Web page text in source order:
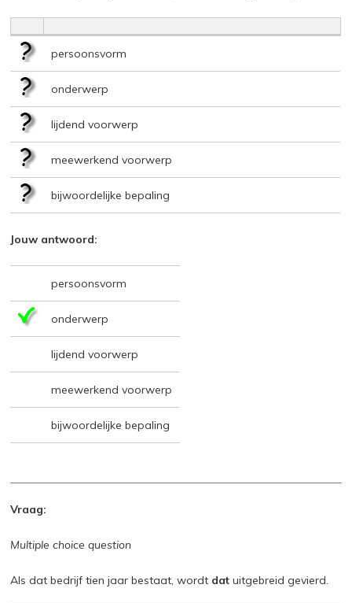
persoonsvorm
onderwerp
lijdend voorwerp
meewerkend voorwerp
bijwoordelijke bepaling
Jouw antwoord:
persoonsvorm
onderwerp
lijdend voorwerp
meewerkend voorwerp
bijwoordelijke bepaling
Vraag:
Multiple choice question
Als dat bedrijf tien jaar bestaat, wordt dat uitgebreid gevierd.